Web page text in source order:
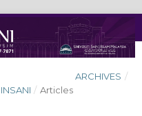
ARCHIVES /
/ Articles